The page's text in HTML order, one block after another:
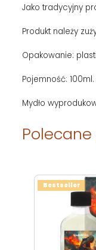
Jako tradycyjny
Produkt należy
Opakowanie:
Pojemność:
Mydło
Bestseller